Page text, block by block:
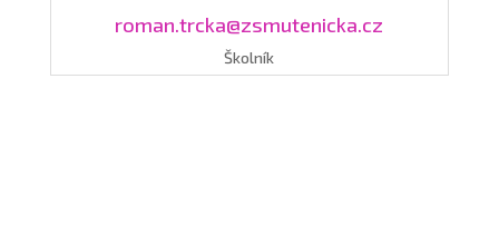
roman.trcka@zsmutenicka.cz
Školník